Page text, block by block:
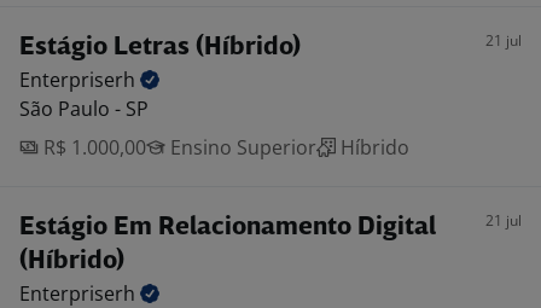
Estágio Letras (Híbrido) 21 jul
Enterpriserh
São Paulo - SP
R$ 1.000,00
Ensino Superior Híbrido
Estágio Em Relacionamento Digital
(Híbrido)
21 jul
Enterpriserh